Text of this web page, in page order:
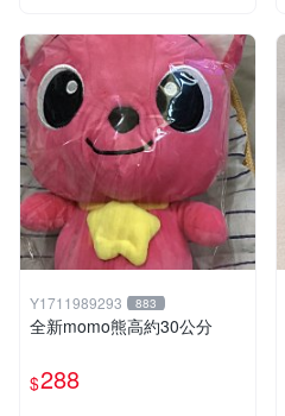
Y1711989293 883
全新momo熊高約30公分
$288